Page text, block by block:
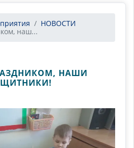
НОВОСТИ
наш...
НАШИ